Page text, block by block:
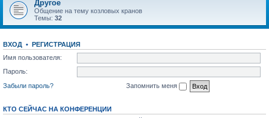
Другое
Общение на тему козловых кранов
Темы: 32
ВХОД • РЕГИСТРАЦИЯ
Имя пользователя:
Пароль:
Забыли пароль?
Запомнить меня
КТО СЕЙЧАС НА КОНФЕРЕНЦИИ